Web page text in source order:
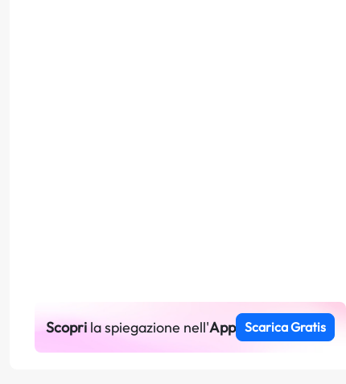
Scoprila spiegazione nell'App Scarica Gratis